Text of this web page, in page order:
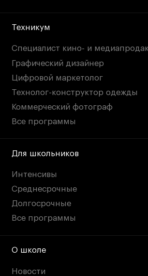
Техникум
Специалист кино- и
Графический дизайнер
Цифровой маркетолог
Технолог-конструктор одежды
Коммерческий фотограф
Все программы
Для школьников
Интенсивы
Среднесрочные
Долгосрочные
Все программы
О школе
Новости